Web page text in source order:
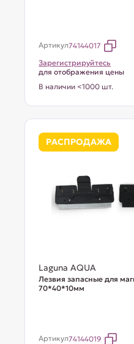
Артикул74144017
Зарегистрируйтесь
для отображения цены
В наличии <1000 шт.
РАСПРОДАЖА
Laguna AQUA
Лезвия запасные для
70*40*10мм
Артикул74144019